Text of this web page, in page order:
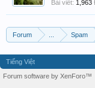
Bài viết: 1,963
Forum Spam
Tiếng Việt
Forum software by XenForo™